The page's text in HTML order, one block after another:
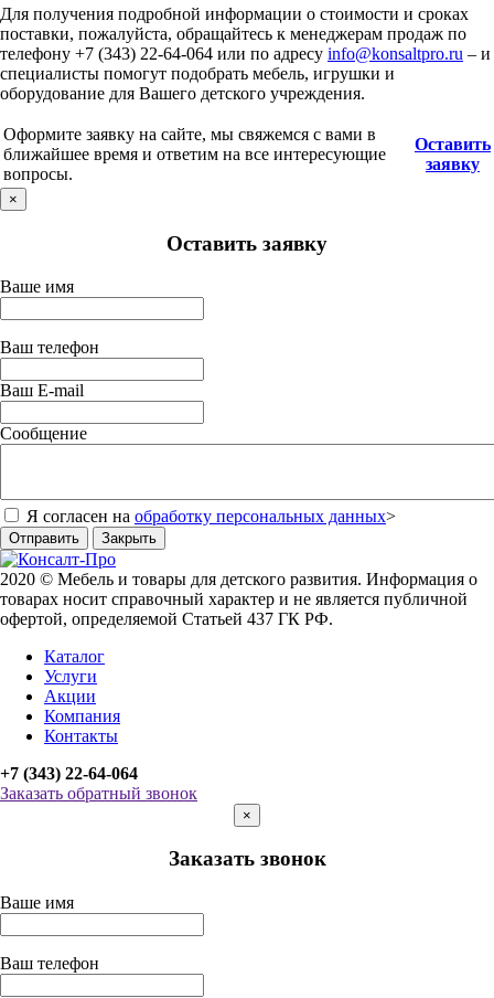
Для получения подробной информации о стоимости и сроках
поставки, пожалуйста, обращайтесь к менеджерам продаж по
телефону +7 (343) 22-64-064 или по адресу info@konsaltpro.ru – и
специалисты помогут подобрать мебель, игрушки и
оборудование для Вашего детского учреждения.
Оформите заявку на сайте, мы свяжемся с вами в
ближайшее время и ответим на все интересующие
вопросы.
Оставить
заявку
×
Оставить заявку
Ваше имя
Ваш телефон
Ваш E-mail
Сообщение
Я согласен на обработку персональных данных>
Отправить Закрыть
2020 © Мебель и товары для детского развития. Информация о
товарах носит справочный характер и не является публичной
офертой, определяемой Статьей 437 ГК РФ.
Каталог
Услуги
Акции
Компания
Контакты
+7 (343) 22-64-064
Заказать обратный звонок
×
Заказать звонок
Ваше имя
Ваш телефон